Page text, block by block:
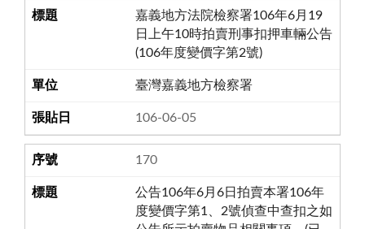
嘉義地方法院檢察署106年6月19
日上午10時拍賣刑事扣押車輛公告
(106年度變價字第2號)
臺灣嘉義地方檢察署
106-06-05
170
公告106年6月6日拍賣本署106年
度變價字第1、2號偵查中查扣之如